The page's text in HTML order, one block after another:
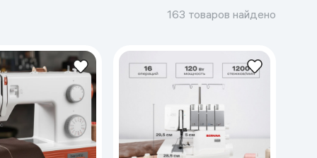
Фитнес-браслеты
Ремешки для часов
Фотоаппараты и видеокамеры
Фотоаппараты
Экшен-камеры
163 товаров найдено